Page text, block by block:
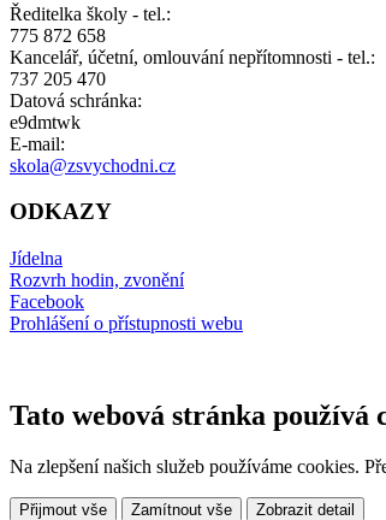
Ředitelka školy - tel.:
775 872 658
Kancelář, účetní, omlouvání nepřítomnosti - tel.:
737 205 470
Datová schránka:
e9dmtwk
E-mail:
skola@zsvychodni.cz
ODKAZY
Jídelna
Rozvrh hodin, zvonění
Facebook
Prohlášení o přístupnosti webu
Tato webová stránka používá
Na zlepšení našich služeb používáme cookies.
Přijmout vše Zamítnout vše Zobrazit detail